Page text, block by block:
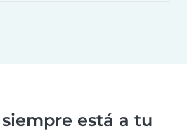
está a tu